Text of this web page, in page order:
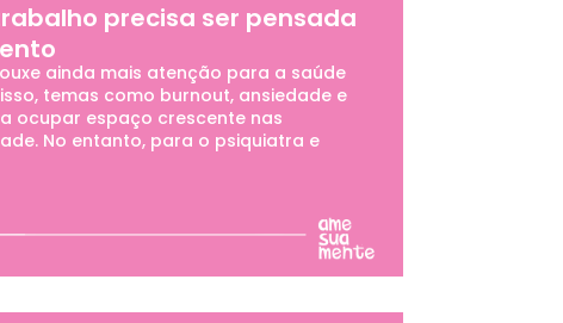
precisa ser pensada
ainda mais atenção para a saúde
temas como burnout, ansiedade e
ocupar espaço crescente nas
No entanto, para o psiquiatra e